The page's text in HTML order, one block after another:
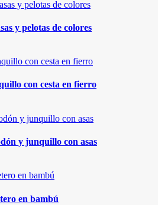
y pelotas de colores
con cesta en fierro
y junquillo con asas
en bambú